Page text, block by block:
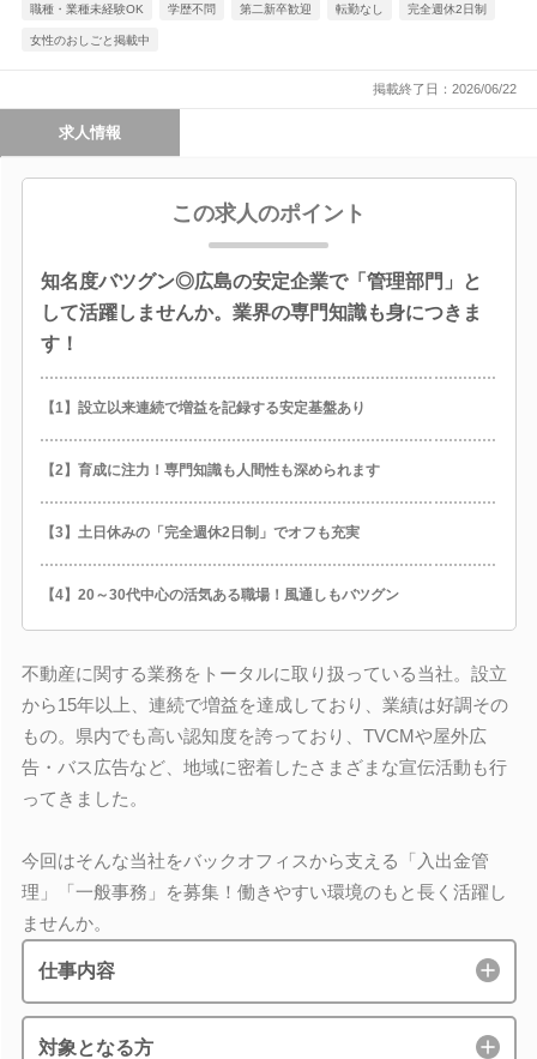
職種・業種未経験OK 学歴不問 第二新卒歓迎 転勤なし 完全週休2日制
女性のおしごと掲載中
掲載終了日：2026/06/22
求人情報
この求人のポイント
知名度バツグン◎広島の安定企業で「管理部門」と
して活躍しませんか。業界の専門知識も身につきま
す！
【1】設立以来連続で増益を記録する安定基盤あり
【2】育成に注力！専門知識も人間性も深められます
【3】土日休みの「完全週休2日制」でオフも充実
【4】20～30代中心の活気ある職場！風通しもバツグン
不動産に関する業務をトータルに取り扱っている当社。設立
から15年以上、連続で増益を達成しており、業績は好調その
もの。県内でも高い認知度を誇っており、TVCMや屋外広
告・バス広告など、地域に密着したさまざまな宣伝活動も行
ってきました。
今回はそんな当社をバックオフィスから支える「入出金管
理」「一般事務」を募集！働きやすい環境のもと長く活躍し
ませんか。
仕事内容
対象となる方